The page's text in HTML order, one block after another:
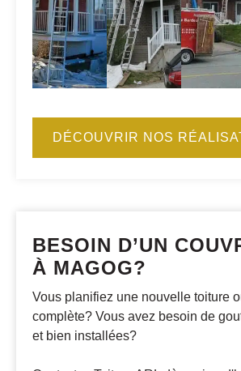
DÉCOUVRIR NOS
BESOIN D’UN
À MAGOG?
Vous planifiez une nouvelle toiture
complète? Vous avez besoin de
et bien installées?